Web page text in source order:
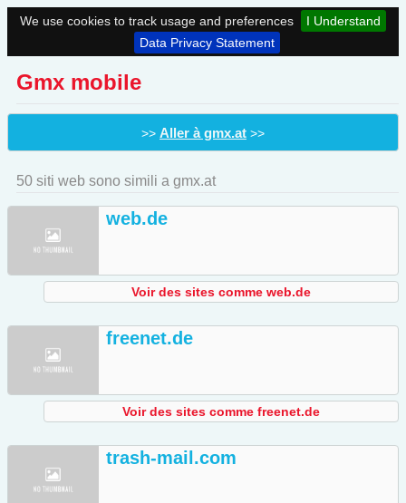
We use cookies to track usage and preferences
I Understand
Data Privacy Statement
Gmx mobile
>> Aller à gmx.at >>
50 siti web sono simili a gmx.at
web.de
Voir des sites comme web.de
freenet.de
Voir des sites comme freenet.de
trash-mail.com